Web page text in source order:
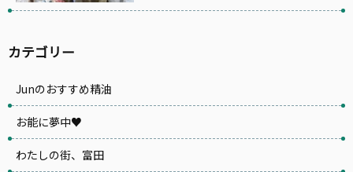
カテゴリー
Junのおすすめ精油
お能に夢中♥
わたしの街、富田